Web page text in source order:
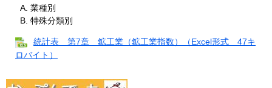
業種別
特殊分類別
統計表 第7章 鉱工業（鉱工業指数）（Excel形式 47キ
ロバイト）